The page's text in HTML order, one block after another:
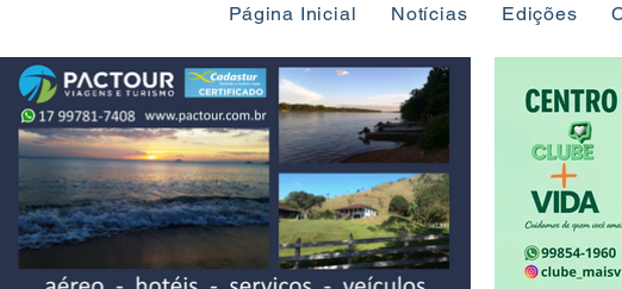
Página Inicial Notícias Edições